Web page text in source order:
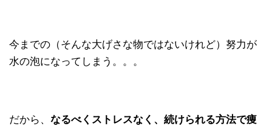
今までの（そんな大げさな物ではないけれど）努力が
水の泡になってしまう。。。
だから、 なるべくストレスなく、続けられる方法で痩